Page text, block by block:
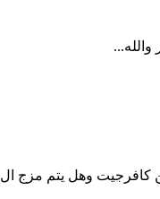
يتم مزج ال 10سم علي بعض وحفظه...